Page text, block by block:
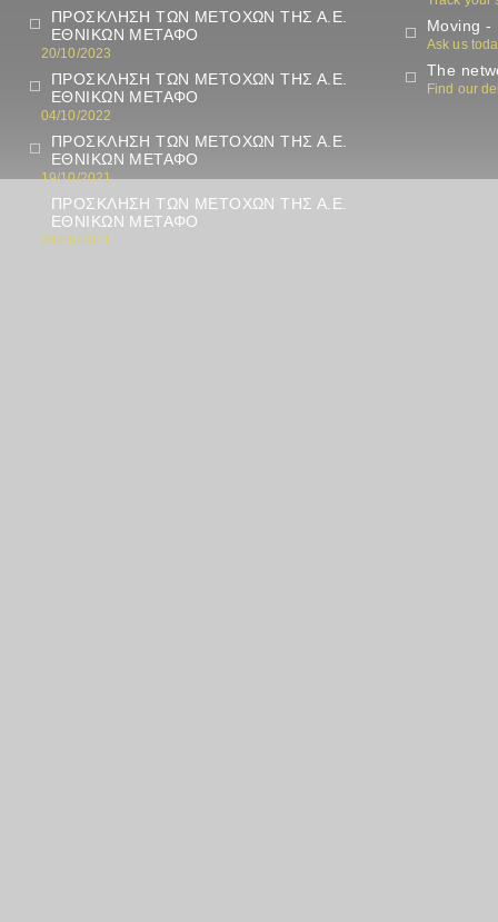
ΠΡΟΣΚΛΗΣΗ ΤΩΝ ΜΕΤΟΧΩΝ ΤΗΣ Α.Ε.
ΕΘΝΙΚΩΝ ΜΕΤΑΦΟ
20/10/2023
ΠΡΟΣΚΛΗΣΗ ΤΩΝ ΜΕΤΟΧΩΝ ΤΗΣ Α.Ε.
ΕΘΝΙΚΩΝ ΜΕΤΑΦΟ
04/10/2022
ΠΡΟΣΚΛΗΣΗ ΤΩΝ ΜΕΤΟΧΩΝ ΤΗΣ Α.Ε.
ΕΘΝΙΚΩΝ ΜΕΤΑΦΟ
19/10/2021
ΠΡΟΣΚΛΗΣΗ ΤΩΝ ΜΕΤΟΧΩΝ ΤΗΣ Α.Ε.
ΕΘΝΙΚΩΝ ΜΕΤΑΦΟ
24/05/2021
Moving -
Ask us
The
Find our